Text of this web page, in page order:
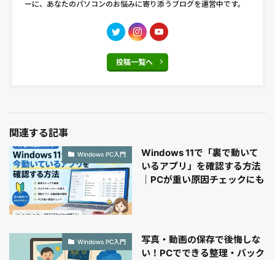
ーに、あなたのパソコンのお悩みに寄り添うブログを運営中です。
投稿一覧へ
関連する記事
Windows PC入門
Windows 11で「裏で動いて
いるアプリ」を確認する方法
｜PCが重い原因チェックにも
Windows PC入門
写真・動画の保存で後悔しな
い！PCでできる整理・バック